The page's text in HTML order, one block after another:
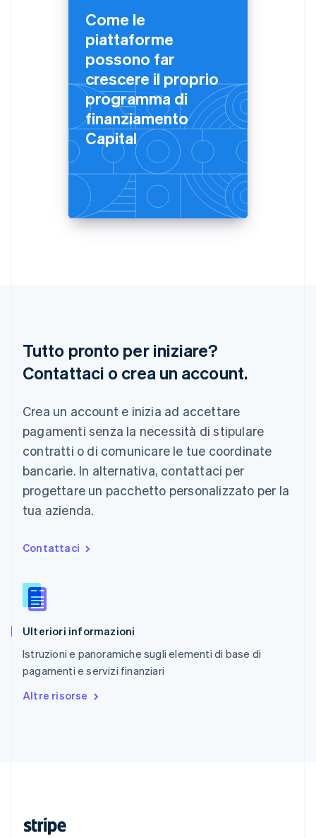
Come le
piattaforme
possono far
crescere il proprio
programma di
finanziamento
Capital
Tutto pronto per iniziare?
Contattaci o crea un account.
Crea un account e inizia ad accettare
pagamenti senza la necessità di stipulare
contratti o di comunicare le tue coordinate
bancarie. In alternativa, contattaci per
progettare un pacchetto personalizzato per la
tua azienda.
Contattaci
Ulteriori informazioni
Istruzioni e panoramiche sugli elementi di base di
pagamenti e servizi finanziari
Altre risorse
English
Liechtenstein
English
Lituania
Lussemburgo
FrançaisDeutschEnglish
Nuova Zelanda
English
Paesi Bassi
English
Portogallo
RAS di Hong Kong, Cina
English简体中文
Regno Unito
English
Repubblica Ceca
Romania
English
Slovacchia
Slovenia
Spagna
EspañolEnglish
EnglishEspañol